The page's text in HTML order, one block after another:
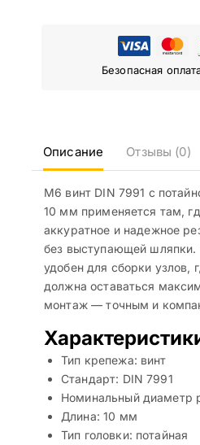
Безопасная
Описание Отзывы (0)
М6 винт DIN 7991 с
10 мм применяется там,
аккуратное и надежное
без выступающей шляпки.
удобен для сборки узлов,
должна оставаться
монтаж — точным и
Тип крепежа: винт
Стандарт: DIN 7991
Номинальный диаметр
Длина: 10 мм
Тип головки: потайная